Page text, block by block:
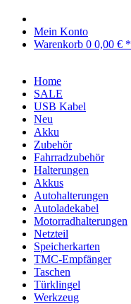
Mein Konto
Warenkorb 0 0,00 € *
Home
SALE
USB Kabel
Neu
Akku
Zubehör
Fahrradzubehör
Halterungen
Akkus
Autohalterungen
Autoladekabel
Motorradhalterungen
Netzteil
Speicherkarten
TMC-Empfänger
Taschen
Türklingel
Werkzeug